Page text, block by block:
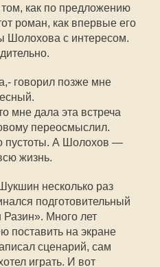
как по предложению
роман, как впервые его
Шолохова с интересом.
говорил позже мне
мне дала эта встреча
переосмыслил.
пустоты. А Шолохов —
жизнь.
несколько раз
подготовительный
Много лет
на экране
сценарий, сам
играть. И вот